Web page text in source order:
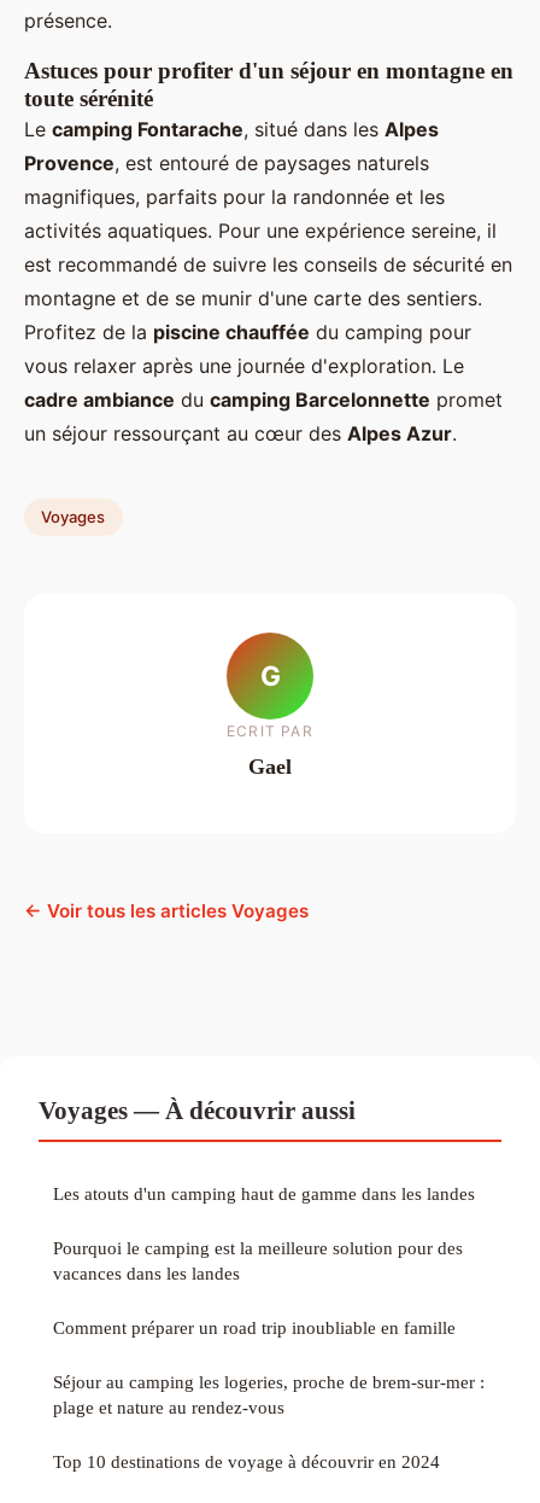
présence.
Astuces pour profiter d'un séjour en montagne en
toute sérénité
Le camping Fontarache, situé dans les Alpes
Provence, est entouré de paysages naturels
magnifiques, parfaits pour la randonnée et les
activités aquatiques. Pour une expérience sereine, il
est recommandé de suivre les conseils de sécurité en
montagne et de se munir d'une carte des sentiers.
Profitez de la piscine chauffée du camping pour
vous relaxer après une journée d'exploration. Le
cadre ambiance du camping Barcelonnette promet
un séjour ressourçant au cœur des Alpes Azur.
Voyages
G
ECRIT PAR
Gael
← Voir tous les articles Voyages
Voyages — À découvrir aussi
Les atouts d'un camping haut de gamme dans les landes
Pourquoi le camping est la meilleure solution pour des
vacances dans les landes
Comment préparer un road trip inoubliable en famille
Séjour au camping les logeries, proche de brem-sur-mer :
plage et nature au rendez-vous
Top 10 destinations de voyage à découvrir en 2024